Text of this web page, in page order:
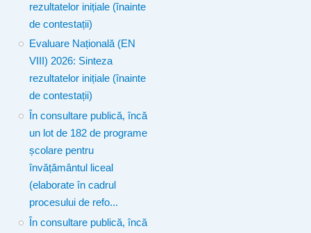
rezultatelor inițiale (înainte
de contestații)
Evaluare Națională (EN
VIII) 2026: Sinteza
rezultatelor inițiale (înainte
de contestații)
În consultare publică, încă
un lot de 182 de programe
școlare pentru
învățământul liceal
(elaborate în cadrul
procesului de refo...
În consultare publică, încă